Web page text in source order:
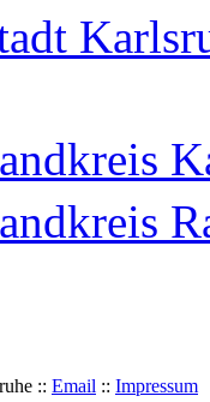
:: Email :: Impressum